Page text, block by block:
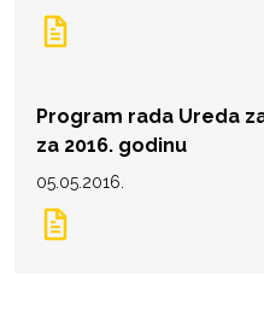
Program rada Ureda
za 2016. godinu
05.05.2016.